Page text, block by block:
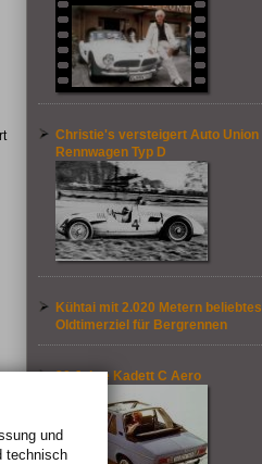
Christie's versteigert Auto Union
Rennwagen Typ D
Kühtai mit 2.020 Metern beliebtes
Oldtimerziel für Bergrennen
30 Jahre Kadett C Aero
und
technisch